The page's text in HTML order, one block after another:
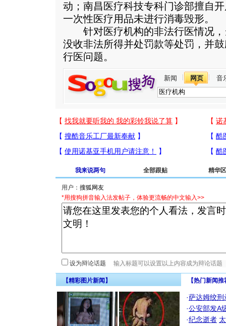
动；南昌医疗科技专科门诊部擅自
一次性医疗用品未进行消毒毁形。
针对医疗机构的非法行医情况，
没收非法所得并处罚款等处罚，并
行医问题。
新闻 网页 音
我来说两句 全部跟贴 精华区
用户：
*用搜狗拼音输入法发帖子，体验更流畅的中文输入>>
设为辩论话题
【精彩图片新闻】 【热门新闻
·萨达姆绞刑
·公安部发A
·纪念逝者